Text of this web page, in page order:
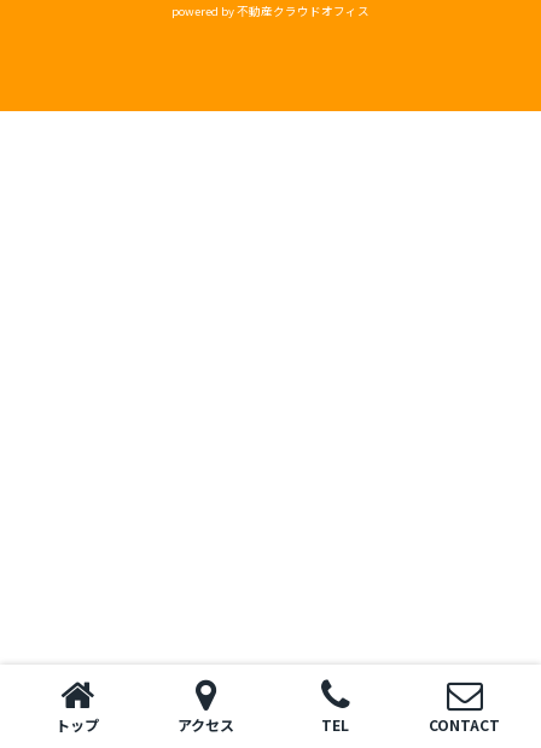
トップ アクセス TEL CONTACT
powered by 不動産クラウドオフィス